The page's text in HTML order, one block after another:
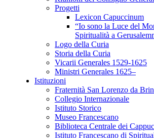
Progetti
Lexicon Capuccinum
“Io sono la Luce del
Spiritualità a
Logo della Curia
Storia della Curia
Vicarii Generales 1529-1625
Ministri Generales 1625–
Istituzioni
Fraternità San Lorenzo da
Collegio Internazionale
Istituto Storico
Museo Francescano
Biblioteca Centrale dei
Istituto Francescano di